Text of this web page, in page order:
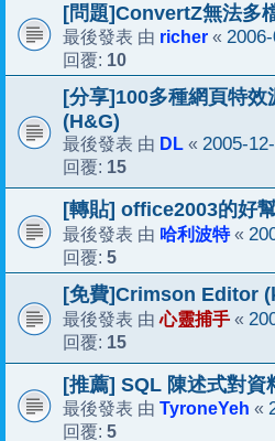
[問題]ConvertZ無法多
最後發表 由 richer «
回覆: 10
[分享]100多種網頁特效
(H&G)
最後發表 由 DL « 2005-
回覆: 15
[轉貼] office2003的好
最後發表 由 哈利波特«
回覆: 5
[免費]Crimson Editor
最後發表 由心靈捕手 «
回覆: 15
[推薦] SQL 陳述式對資
最後發表 由 TyroneYeh «
回覆: 5